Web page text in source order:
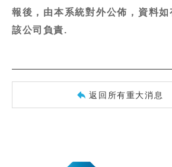
報後，由本系統對外公佈，資料
該公司負責.
返回所有重大消息